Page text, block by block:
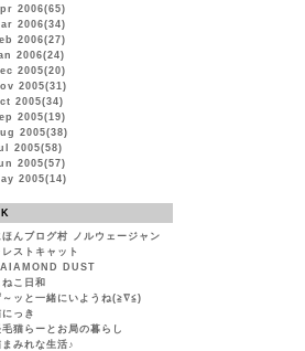
2006(65)
2006(34)
2006(27)
2006(24)
2005(20)
2005(31)
2005(34)
2005(19)
2005(38)
2005(58)
2005(57)
2005(14)
ほんブログ村 ノルウェージャン
レストキャット
DUST
ねこ日和
～ッと一緒にいようね(≧∇≦)
にっき
毛猫らーとお局の暮らし
まみれな生活♪